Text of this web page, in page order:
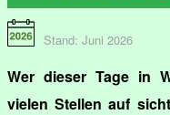
Stand: Juni 2026
Wer dieser Tage in
vielen Stellen auf